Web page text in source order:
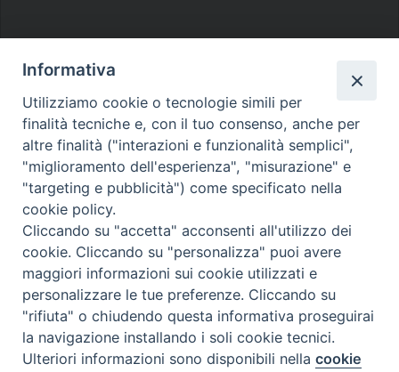
Diocesi di Melfi Rapolla Venosa
• Largo Duomo, 12 - 85025 MELFI (PZ) •
Tel. 0972238604
PEC ufficiale della Diocesi:
diocesi.melfi_rapolla_venosa@legalmail.it
Preferenze Cookie
Informativa
Utilizziamo cookie o tecnologie simili per
finalità tecniche e, con il tuo consenso, anche per
altre finalità ("interazioni e funzionalità semplici",
"miglioramento dell'esperienza", "misurazione" e
"targeting e pubblicità") come specificato nella
cookie policy.
Cliccando su "accetta" acconsenti all'utilizzo dei
cookie. Cliccando su "personalizza" puoi avere
maggiori informazioni sui cookie utilizzati e
personalizzare le tue preferenze. Cliccando su
"rifiuta" o chiudendo questa informativa proseguirai
la navigazione installando i soli cookie tecnici.
Ulteriori informazioni sono disponibili nellacookie